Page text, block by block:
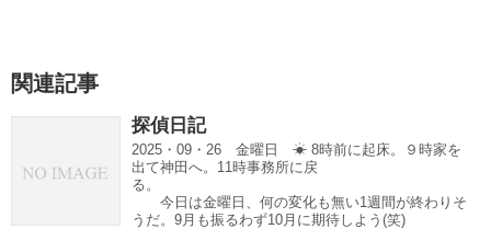
関連記事
探偵日記
2025・09・26 金曜日 ☀ 8時前に起床。９時家を
出て神田へ。11時事務所に戻
る。
今日は金曜日、何の変化も無い1週間が終わりそ
うだ。9月も振るわず10月に期待しよう(笑)